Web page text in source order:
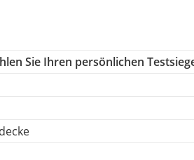
Sie Ihren persönlichen